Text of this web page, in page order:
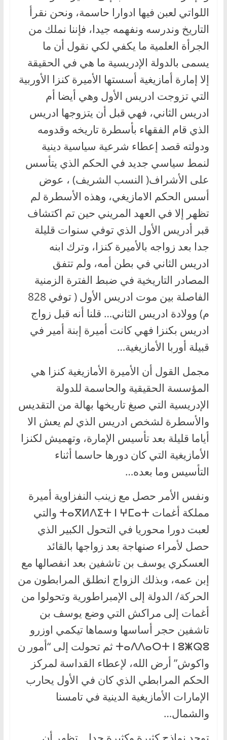
اللواتي لعبن فيها ادوارا حاسمة، ونحن نقرأ
التاريخ وندرسه ونفهمه جيدا، فإننا نملك من
الجرأة العلمية ما يكفي لكي نقول أن ما
يسمى بالدولة الإدريسية ما هي في الحقيقة
إلا إمارة أمازيغية أسستها الأميرة كنزا الأوربية
التي تزوجت ادريس الأول وهي أيضا أم
ادريس الثاني، فهي قبل أن يتزوجها ادريس
الذي قام الفقهاء بأسطرة تاريخه وقدومه
ودولته قصد إعطاء شرعية سياسية دينية
لنمط سياسي جديد في الحكم الذي يتأسس
على الأشراف( النسب الشريف) ، عوض
أسس الحكم الامازيغي، وهذه الأسطرة لم
تظهر إلا في العهد المريني حين تم اكتشاف
قبر أدريس الأول الذي توفي سنوات قليلة
جدا بعد زواجه بالأميرة كنزا، وترك ابنه
ادريس الثاني في بطن أمه، ولم تتفق
المصادر التاريخية في ضبط الفترة الزمنية
الفاصلة بين موت ادريس الأول ( توفي 828
م) وولادة ادريس الثاني… قلنا أنه قبل زواج
ادريس بكنزا فهي كانت أميرة إبنة أمير في
قبيلة أوربا الأمازيغية…
مجمل القول أن الأميرة الأمازيغية كنزا هي
المؤسسة الحقيقية والحاسمة للدولة
الإدريسية التي صبغ تاريخها بهالة من التقديس
والأسطرة لشخص ادريس الذي لم يعش الا
أياما قليلة بعد تأسيس الإمارة، وتهميش لكنزا
الأمازيغية التي كان دورها حاسما أثناء
التأسيس وما بعده…
ونفس الأمر حصل مع زينب النفزاوية أميرة
مملكة أغمات ⵜⴰⴳⵍⴷⵉⵜ ⵏ ⵖⵎⴰⵜ والتي
لعبت دورا محوريا في التحول الكبير الذي
حصل لأمراء صنهاجة بعد زواجها بالقائد
العسكري يوسف بن تاشفين بعد انفصالها مع
إبن عمه، وبذلك الزواج انطلق المرابطون من
الحركة/ الدولة إلى الإمبراطورية وتحولوا من
أغمات إلى مراكش التي وضع يوسف بن
تاشفين حجر أساسها وسماها تيكمي اوزرو
ⵜⴰⴷⴷⴰⵔⵜ ⵏ ⵓⵥⵕⵓ ثم تحولت إلى “أمور ن
واكوش” أرض الله، لإعطاء القداسة لمركز
الحكم المرابطي الذي كان في الأول يحارب
الإمارات الأمازيغية الدينية في تامسنا
والشمال…